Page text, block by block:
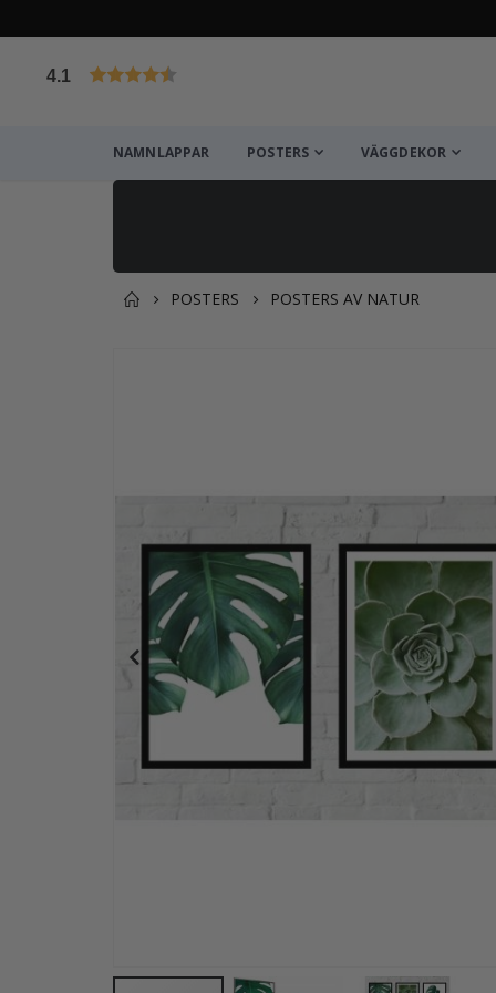
4.1
NAMNLAPPAR POSTERS VÄGGDEKOR
POSTERS POSTERS AV NATUR
Posters - Svart fjäder / Set om 3